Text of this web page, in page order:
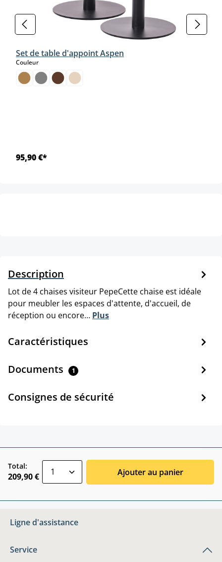
Set de table d'appoint Aspen
Couleurselect
95,90 €*
Description
Lot de 4 chaises visiteur PepeCette chaise est idéale
pour meubler les espaces d'attente, d'accueil, de
réception ou encore… Plus
Caractéristiques
Documents 1
Consignes de sécurité
Total:
209,90 € Ajouter au panier
Ligne d'assistance
Service